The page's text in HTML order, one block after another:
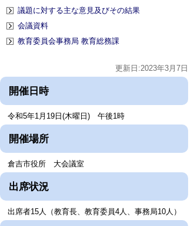
議題に対する主な意見及びその結果
会議資料
教育委員会事務局 教育総務課
更新日:2023年3月7日
開催日時
令和5年1月19日(木曜日) 午後1時
開催場所
倉吉市役所 大会議室
出席状況
出席者15人（教育長、教育委員4人、事務局10人）